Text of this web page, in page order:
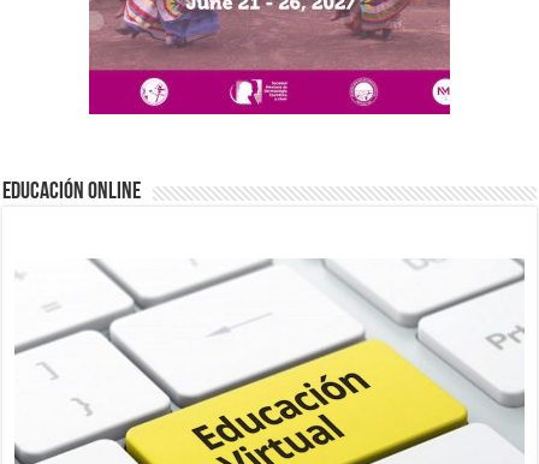
EDUCACIÓN ONLINE